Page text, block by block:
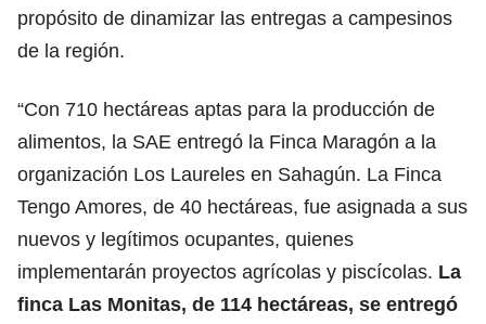
propósito de dinamizar las entregas a campesinos
de la región.
“Con 710 hectáreas aptas para la producción de
alimentos, la SAE entregó la Finca Maragón a la
organización Los Laureles en Sahagún. La Finca
Tengo Amores, de 40 hectáreas, fue asignada a sus
nuevos y legítimos ocupantes, quienes
implementarán proyectos agrícolas y piscícolas. La
finca Las Monitas, de 114 hectáreas, se entregó